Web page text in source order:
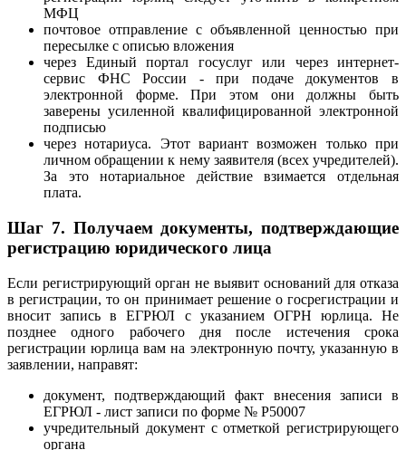
МФЦ
почтовое отправление с объявленной ценностью при
пересылке с описью вложения
через Единый портал госуслуг или через интернет-
сервис ФНС России - при подаче документов в
электронной форме. При этом они должны быть
заверены усиленной квалифицированной электронной
подписью
через нотариуса. Этот вариант возможен только при
личном обращении к нему заявителя (всех учредителей).
За это нотариальное действие взимается отдельная
плата.
Шаг 7. Получаем документы, подтверждающие
регистрацию юридического лица
Если регистрирующий орган не выявит оснований для отказа
в регистрации, то он принимает решение о госрегистрации и
вносит запись в ЕГРЮЛ с указанием ОГРН юрлица. Не
позднее одного рабочего дня после истечения срока
регистрации юрлица вам на электронную почту, указанную в
заявлении, направят:
документ, подтверждающий факт внесения записи в
ЕГРЮЛ - лист записи по форме № Р50007
учредительный документ с отметкой регистрирующего
органа